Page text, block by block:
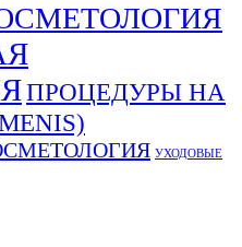
ПРОЦЕДУРЫ НА
УХОДОВЫЕ